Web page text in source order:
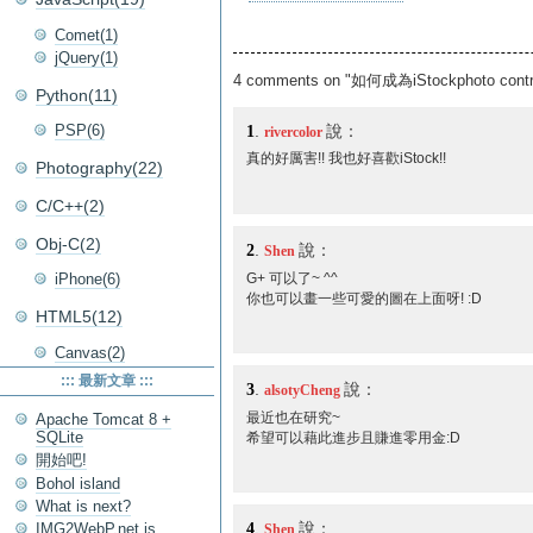
4 comments on "如何成為iStockphoto
1 rivercolor 說：
真的好厲害!! 我也好喜歡iStock!!
2 Shen 說：
G+ 可以了~ ^^
你也可以畫一些可愛的圖在上面呀! :D
3 alsotyCheng 說：
最近也在研究~
希望可以藉此進步且賺進零用金:D
4. 說：
Comet(1)
jQuery(1)
Python(11)
PSP(6)
Photography(22)
C/C++(2)
Obj-C(2)
iPhone(6)
HTML5(12)
Canvas(2)
::: 最新文章 :::
Apache Tomcat 8 +
SQLite
開始吧!
Bohol island
What is next?
IMG2WebP.net is